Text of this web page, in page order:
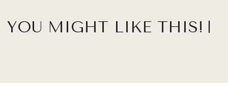
YOU MIGHT LIKE THIS!